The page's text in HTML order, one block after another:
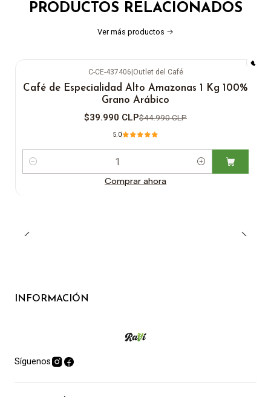
PRODUCTOS RELACIONADOS
Ver más productos
C-CE-437406|Outlet del Café
Café de Especialidad Alto Amazonas 1 Kg 100%
Grano Arábico
$39.990 CLP$44.990 CLP
5.0
Cantidad
Comprar ahora
INFORMACIÓN
Síguenos